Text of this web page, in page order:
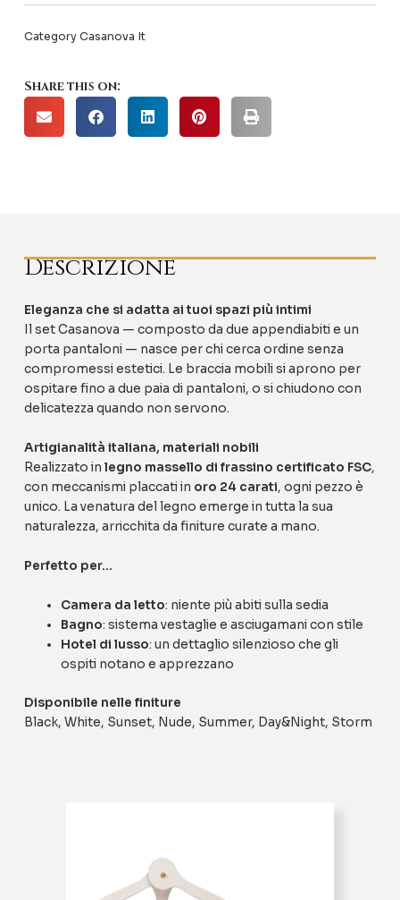
Category Casanova It
Share this on:
Descrizione
Eleganza che si adatta ai tuoi spazi più intimi
Il set Casanova — composto da due appendiabiti e un
porta pantaloni — nasce per chi cerca ordine senza
compromessi estetici. Le braccia mobili si aprono per
ospitare fino a due paia di pantaloni, o si chiudono con
delicatezza quando non servono.
Artigianalità italiana, materiali nobili
Realizzato in legno massello di frassino certificato FSC,
con meccanismi placcati in oro 24 carati, ogni pezzo è
unico. La venatura del legno emerge in tutta la sua
naturalezza, arricchita da finiture curate a mano.
Perfetto per…
Camera da letto: niente più abiti sulla sedia
Bagno: sistema vestaglie e asciugamani con stile
Hotel di lusso: un dettaglio silenzioso che gli
ospiti notano e apprezzano
Disponibile nelle finiture
Black, White, Sunset, Nude, Summer, Day&Night, Storm